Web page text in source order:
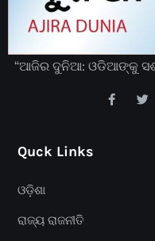
“ଆଜିର ଦୁନିଆ: ଓଡିଆଙ୍କୁ
Quck Links
ଓଡ଼ିଶା
ରାଜ୍ୟ ରାଜନୀତି